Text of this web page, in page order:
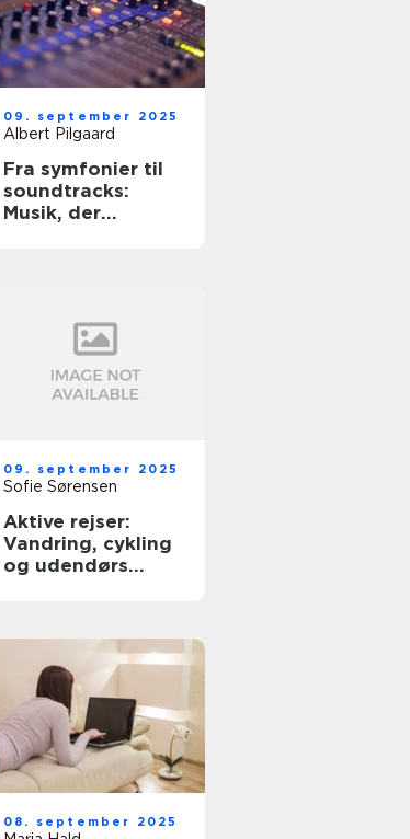
09. september 2025
Albert Pilgaard
Fra symfonier til
soundtracks:
Musik, der
09. september 2025
Sofie Sørensen
Aktive rejser:
Vandring, cykling
og udendørs
08. september 2025